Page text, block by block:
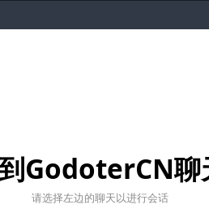
GodoterCN聊
请选择左边的聊天以进行会话